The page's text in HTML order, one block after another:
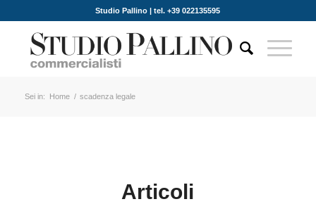
Studio Pallino | tel. +39 022135595
Sei in: Home / scadenza legale
Articoli